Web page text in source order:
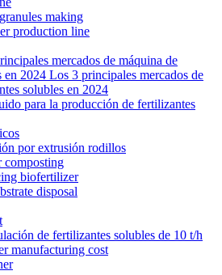
making
production line
mercados de máquina de
en 2024 Los 3 principales mercados de
solubles en 2024
para la producción de fertilizantes
por extrusión rodillos
composting
biofertilizer
disposal
de fertilizantes solubles de 10 t/h
manufacturing cost